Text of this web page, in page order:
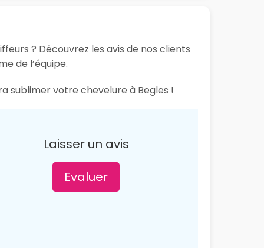
? Découvrez les avis de nos clients
de l’équipe.
sublimer votre chevelure à Begles !
Laisser un avis
Evaluer